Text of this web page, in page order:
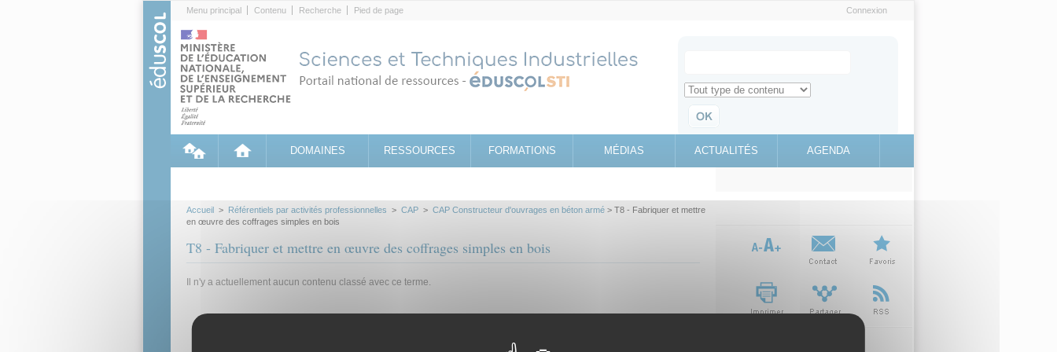
Menu principal Contenu Recherche Pied de page Connexion
Search for
Retrouvez toute l'information sur le site education.gouv.fr
DOMAINES RESSOURCES FORMATIONS MÉDIAS ACTUALITÉS AGENDA
Accueil > Référentiels par activités professionnelles > CAP > CAP Constructeur d'ouvrages en béton armé > T8 - Fabriquer et mettre
en œuvre des coffrages simples en bois
T8 - Fabriquer et mettre en œuvre des coffrages simples en bois
Il n'y a actuellement aucun contenu classé avec ce terme.